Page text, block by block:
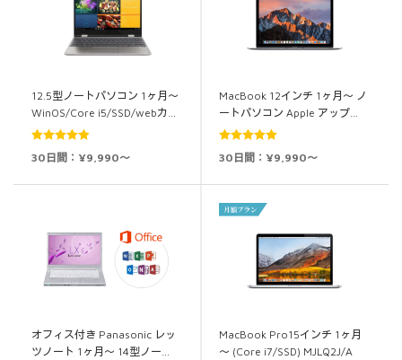
12.5型ノートパソコン 1ヶ月～
WinOS/Core i5/SSD/webカ…
5段階中 4.94
30日間：¥9,990～
MacBook 12インチ 1ヶ月～ ノ
ートパソコン Apple アップ…
5段階中 5.00
30日間：¥9,990～
オフィス付き Panasonic レッ
ツノート 1ヶ月～ 14型ノー…
MacBook Pro15インチ 1ヶ月
～ (Core i7/SSD) MJLQ2J/A